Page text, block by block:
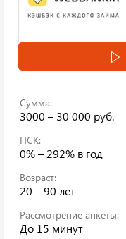
Сумма:
3000 – 30 000 руб.
ПСК:
0% – 292% в год
Возраст:
20 – 90 лет
Рассмотрение анкеты:
До 15 минут